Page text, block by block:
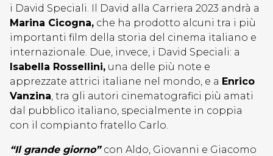
i David Speciali. Il David alla Carriera 2023 andrà a
Marina Cicogna, che ha prodotto alcuni tra i più
importanti film della storia del cinema italiano e
internazionale. Due, invece, i David Speciali: a
Isabella Rossellini, una delle più note e
apprezzate attrici italiane nel mondo, e a Enrico
Vanzina, tra gli autori cinematografici più amati
dal pubblico italiano, specialmente in coppia
con il compianto fratello Carlo.
“Il grande giorno” con Aldo, Giovanni e Giacomo